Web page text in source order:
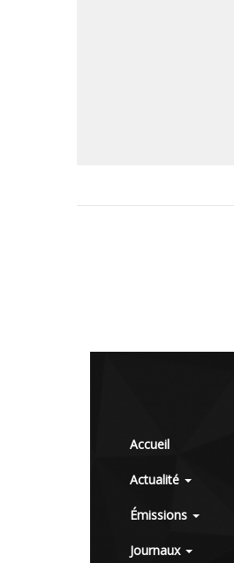
Accueil
Actualité
Émissions
Journaux